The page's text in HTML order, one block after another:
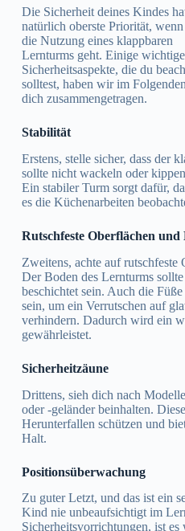
Die Sicherheit deines Kindes
natürlich oberste Priorität, wenn
die Nutzung eines klappbaren
Lernturms geht. Einige wichtige
Sicherheitsaspekte, die du
solltest, haben wir im
dich zusammengetragen.
Stabilität
Erstens, stelle sicher, dass der
sollte nicht wackeln oder
Ein stabiler Turm sorgt dafür,
es die Küchenarbeiten
Rutschfeste Oberflächen
Zweitens, achte auf
Der Boden des Lernturms
beschichtet sein. Auch die
sein, um ein Verrutschen auf
verhindern. Dadurch wird ein
gewährleistet.
Sicherheitzäune
Drittens, sieh dich nach
oder -geländer beinhalten.
Herunterfallen schützen und
Halt.
Positionsüberwachung
Zu guter Letzt, und das ist ein
Kind nie unbeaufsichtigt im
Sicherheitsvorrichtungen, ist